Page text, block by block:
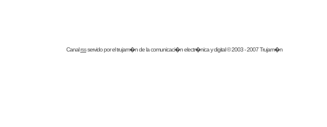
Canalrssservido por eltrujam�nde la comunicaci�n electr�nica y digital © 2003 - 2007 Trujam�n